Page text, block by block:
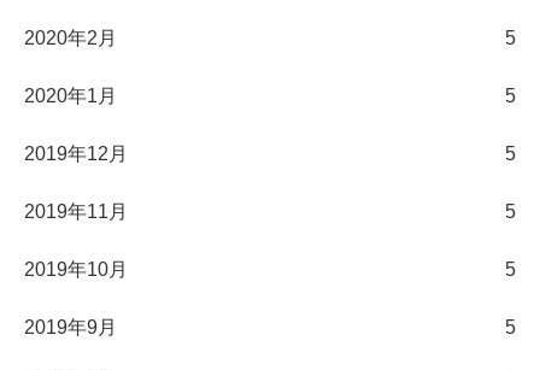
2020年2月 5
2020年1月 5
2019年12月 5
2019年11月 5
2019年10月 5
2019年9月 5